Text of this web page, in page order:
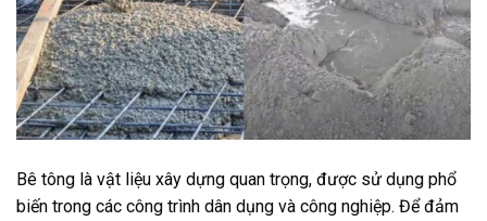
Bê tông là vật liệu xây dựng quan trọng, được sử dụng phổ
biến trong các công trình dân dụng và công nghiệp. Để đảm